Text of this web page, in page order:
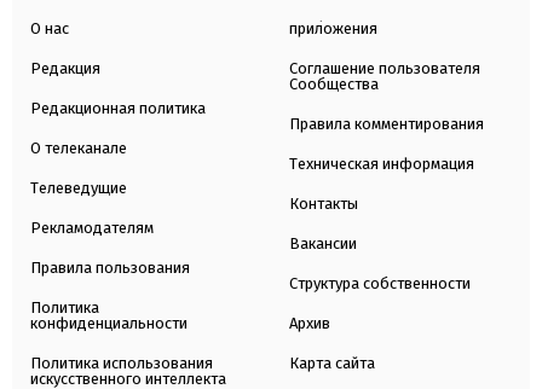
О нас
Редакция
Редакционная политика
О телеканале
Телеведущие
Рекламодателям
Правила пользования
Политика
конфиденциальности
Политика использования
искусственного интеллекта
приложения
Соглашение пользователя
Сообщества
Правила комментирования
Техническая информация
Контакты
Вакансии
Структура собственности
Архив
Карта сайта